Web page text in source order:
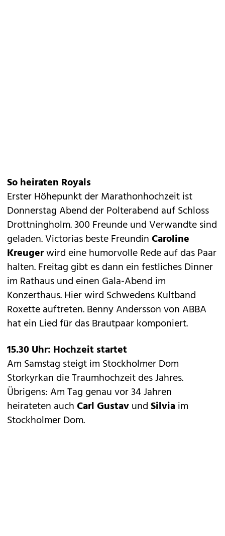
So heiraten Royals
Erster Höhepunkt der Marathonhochzeit ist
Donnerstag Abend der Polterabend auf Schloss
Drottningholm. 300 Freunde und Verwandte sind
geladen. Victorias beste FreundinCaroline
Kreugerwird eine humorvolle Rede auf das Paar
halten. Freitag gibt es dann ein festliches Dinner
im Rathaus und einen Gala-Abend im
Konzerthaus. Hier wird Schwedens Kultband
Roxette auftreten. Benny Andersson von ABBA
hat ein Lied für das Brautpaar komponiert.
15.30 Uhr: Hochzeit startet
Am Samstag steigt im Stockholmer Dom
Storkyrkan die Traumhochzeit des Jahres.
Übrigens: Am Tag genau vor 34 Jahren
heirateten auchCarl GustavundSilviaim
Stockholmer Dom.